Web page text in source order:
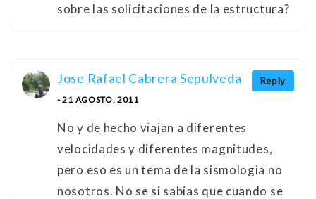
sobre las solicitaciones de la estructura?
Reply
Jose Rafael Cabrera Sepulveda
- 21 AGOSTO, 2011
No y de hecho viajan a diferentes
velocidades y diferentes magnitudes,
pero eso es un tema de la sismologia no
nosotros. No se si sabias que cuando se